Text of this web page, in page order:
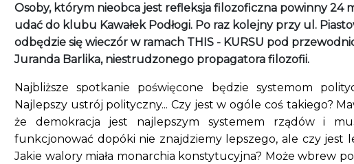
Osoby, którym nieobca jest refleksja filozoficzna powinny 24
udać do klubu Kawałek Podłogi. Po raz kolejny przy ul.
odbędzie się wieczór w ramach THIS - KURSU pod
Juranda Barlika, niestrudzonego propagatora filozofii.
Najbliższe spotkanie poświęcone będzie systemom
Najlepszy ustrój polityczny... Czy jest w ogóle coś takiego?
że demokracja jest najlepszym systemem rządów i
funkcjonować dopóki nie znajdziemy lepszego, ale czy jest
Jakie walory miała monarchia konstytucyjna? Może wbrew